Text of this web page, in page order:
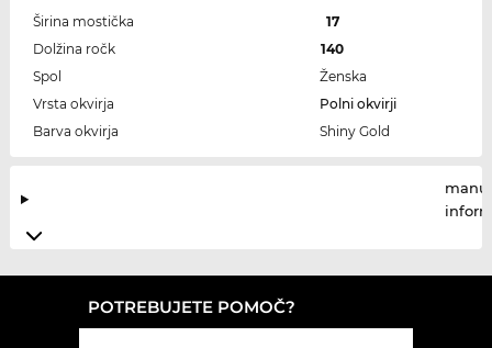
Širina mostička
17
Dolžina ročk
140
Spol
Ženska
Vrsta okvirja
Polni okvirji
Barva okvirja
Shiny Gold
POTREBUJETE POMOČ?